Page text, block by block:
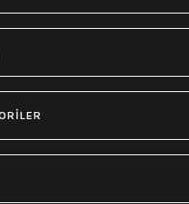
Siyah Cüzdan